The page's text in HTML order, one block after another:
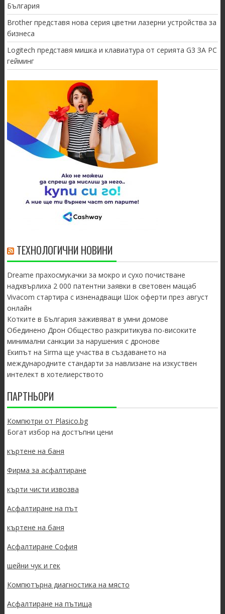
България
Brother представя нова серия цветни лазерни устройства за
бизнеса
Logitech представя мишка и клавиатура от серията G3 ЗА PC
гейминг
ТЕХНОЛОГИЧНИ НОВИНИ
Dreame прахосмукачки за мокро и сухо почистване
надхвърлиха 2 000 патентни заявки в световен мащаб
Vivacom стартира с изненадващи Шок оферти през август
онлайн
Котките в България заживяват в умни домове
Обединено Дрон Общество разкритикува по-високите
минимални санкции за нарушения с дронове
Екипът на Sirma ще участва в създаването на
международните стандарти за навлизане на изкуствен
интелект в хотелиерството
ПАРТНЬОРИ
Компютри от Plasico.bg
Богат избор на достъпни цени
къртене на баня
Фирма за асфалтиране
кърти чисти извозва
Асфалтиране на път
къртене на баня
Асфалтиране София
шейни чук и гек
Компютърна диагностика на място
Асфалтиране на пътища